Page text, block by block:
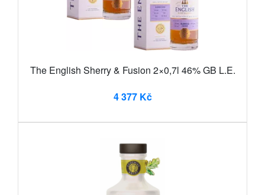
The English Sherry & Fusion 2×0,7l 46% GB L.E.
4 377 Kč